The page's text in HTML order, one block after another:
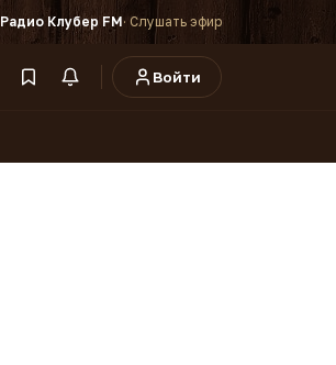
Радио Клубер FM· Слушать эфир
Войти